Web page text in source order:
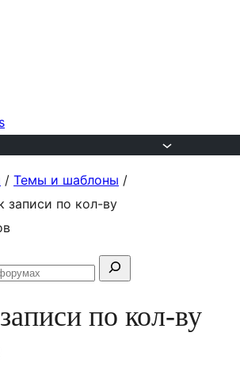
/ Темы и шаблоны /
записи по кол-ву
Искать
по кол-ву